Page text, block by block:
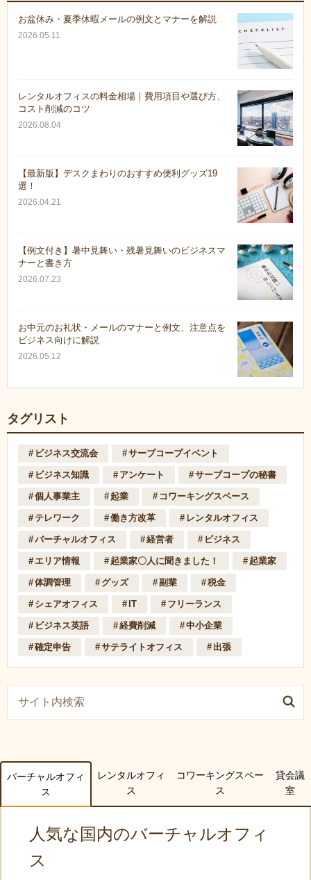
お盆休み・夏季休暇メールの例文とマナーを解説
2026.05.11
レンタルオフィスの料金相場｜費用項目や選び方、
コスト削減のコツ
2026.08.04
【最新版】デスクまわりのおすすめ便利グッズ19
選！
2026.04.21
【例文付き】暑中見舞い・残暑見舞いのビジネスマ
ナーと書き方
2026.07.23
お中元のお礼状・メールのマナーと例文、注意点を
ビジネス向けに解説
2026.05.12
タグリスト
ビジネス交流会 サーブコープイベント
ビジネス知識 アンケート サーブコープの秘書
個人事業主 起業 コワーキングスペース
テレワーク 働き方改革 レンタルオフィス
バーチャルオフィス 経営者 ビジネス
エリア情報 起業家〇人に聞きました！ 起業家
体調管理 グッズ 副業 税金
シェアオフィス IT フリーランス
ビジネス英語 経費削減 中小企業
確定申告 サテライトオフィス 出張
バーチャルオフィ
ス
レンタルオフィ
ス
コワーキングスペー
ス
貸会議
室
人気な国内のバーチャルオフィ
ス